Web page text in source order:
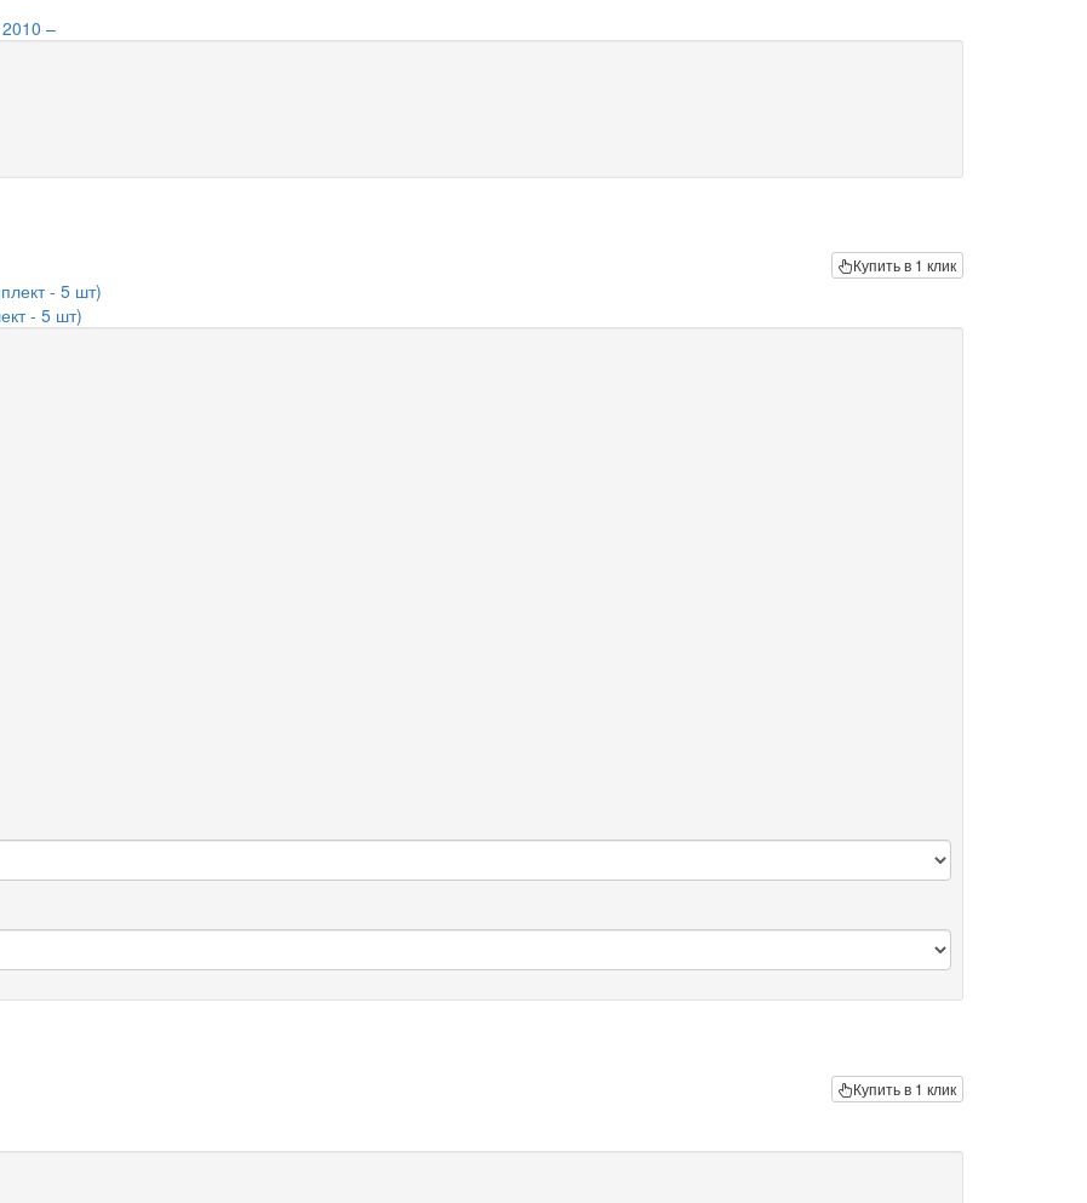
–
Купить в 1 клик
- 5 шт)
Купить в 1 клик